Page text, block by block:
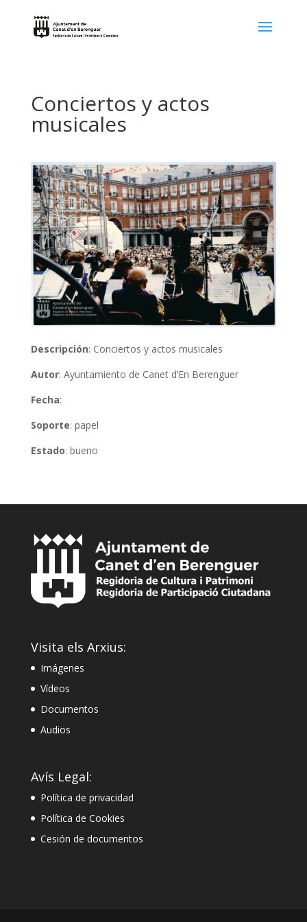
Conciertos y actos
musicales
Descripción: Conciertos y actos musicales
Autor: Ayuntamiento de Canet d’En Berenguer
Fecha:
Soporte: papel
Estado: bueno
Visita els Arxius:
Imágenes
Vídeos
Documentos
Audios
Avís Legal:
Política de privacidad
Política de Cookies
Cesión de documentos